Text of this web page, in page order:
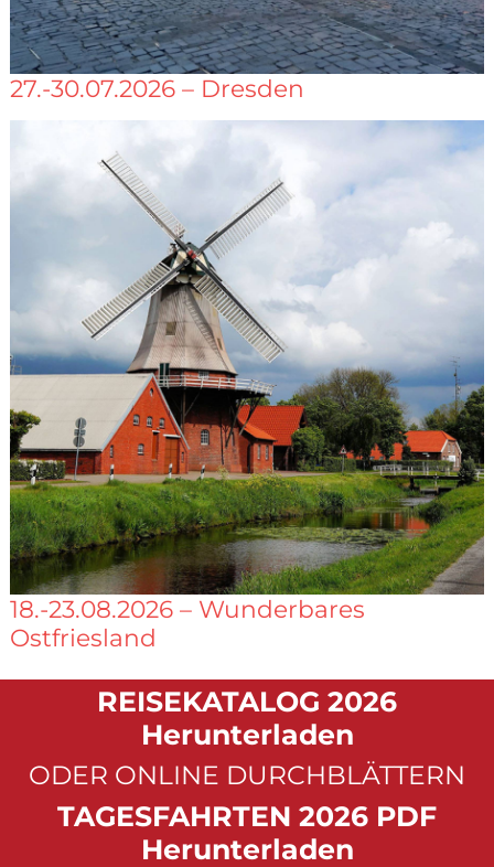
27.-30.07.2026 – Dresden
18.-23.08.2026 – Wunderbares
Ostfriesland
REISEKATALOG 2026
Herunterladen
ODER ONLINE DURCHBLÄTTERN
TAGESFAHRTEN 2026 PDF
Herunterladen